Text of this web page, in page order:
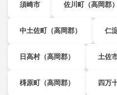
須崎市 佐川町（高岡郡）
中土佐町（高岡郡） 仁
日高村（高岡郡） 土佐
梼原町（高岡郡） 四万